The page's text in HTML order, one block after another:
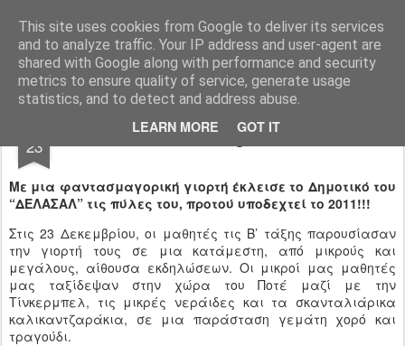
This site uses cookies from Google to deliver its services
and to analyze traffic. Your IP address and user-agent are
shared with Google along with performance and security
metrics to ensure quality of service, generate usage
statistics, and to detect and address abuse.
LEARN MORE GOT IT
Ιδιωτικό Δημοτικό Σχολείο "Ι.Μ.ΔΕΛΑΣΑΛ"
23 Santa Claus is coming to...De la Salle!!!
Με μια φαντασμαγορική γιορτή έκλεισε το Δημοτικό του
“ΔΕΛΑΣΑΛ” τις πύλες του, προτού υποδεχτεί το 2011!!!
Στις 23 Δεκεμβρίου, οι μαθητές τις Β’ τάξης παρουσίασαν
την γιορτή τους σε μια κατάμεστη, από μικρούς και
μεγάλους, αίθουσα εκδηλώσεων. Οι μικροί μας μαθητές
μας ταξίδεψαν στην χώρα του Ποτέ μαζί με την
Τίνκερμπελ, τις μικρές νεράιδες και τα σκανταλιάρικα
καλικαντζαράκια, σε μια παράσταση γεμάτη χορό και
τραγούδι.